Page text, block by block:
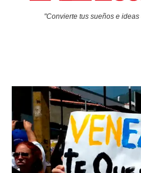
"Convierte tus sueños e